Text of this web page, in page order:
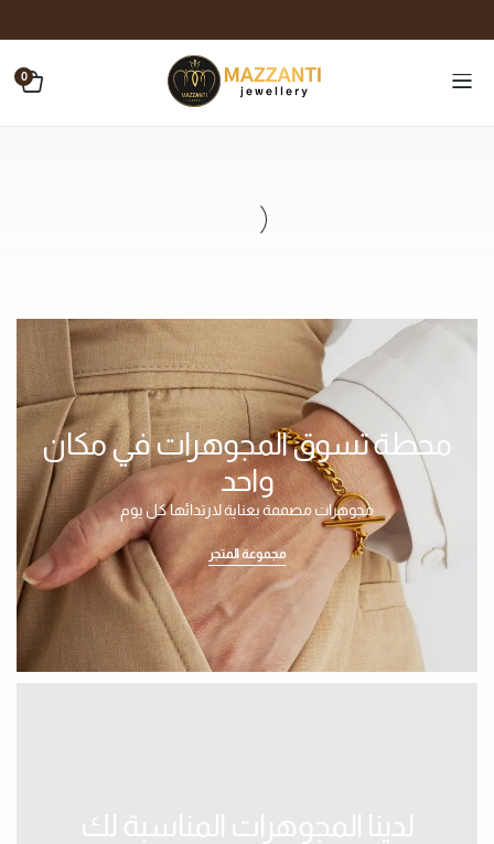
0
محطة تسوق المجوهرات في مكان
واحد
مجوهرات مصممة بعناية لارتدائها كل يوم
مجموعة المتجر
لدينا المجوهرات المناسبة لك